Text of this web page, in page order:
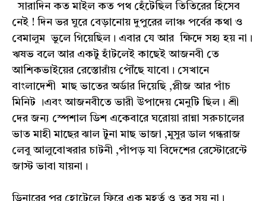
সারাদিন কত মাইল কত পথ হেঁটেছিল তিতিরের হিসেব
নেই ! দিন ভর ঘুরে বেড়ানোয় দুপুরের লাঞ্চ পর্বের কথা ও
বেমালুম ভুলে গিয়েছিল। এবার যে আর ক্ষিদে সহ্য হয় না।
ঋষভ বলে আর একটু হাঁটলেই কাছেই আজনবী তে
আশিকভাইয়ের রেস্তোরাঁয় পৌঁছে যাবো। সেখানে
বাংলাদেশী মাছ ভাতের অর্ডার দিয়েছি ,প্লীজ আর পাঁচ
মিনিট ।এবং আজনবীতে ভারী উপাদেয় মেনুটি ছিল। শ্রী
দের জন্য স্পেশাল ডিশ একেবারে ঘরোয়া রান্না সরুচালের
ভাত মাহী মাছের ঝাল টুনা মাছ ভাজা ,মুসুর ডাল গন্ধরাজ
লেবু আলুবোখরার চাটনী ,পাঁপড় যা বিদেশের রেস্টোরেন্টে
জাস্ট ভাবা যায়না।
ডিনারের পর হোটেলে ফিরে এক মুহূর্ত ও তর সয় না।